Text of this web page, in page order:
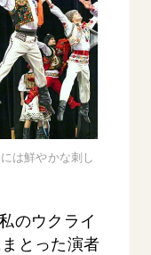
は鮮やかな刺し
のウクライ
まとった演者